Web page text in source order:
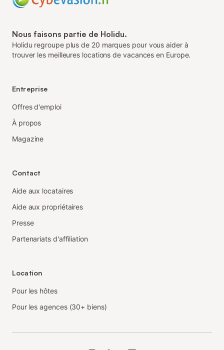
Nous faisons partie de Holidu.
Holidu regroupe plus de 20 marques pour vous aider à
trouver les meilleures locations de vacances en Europe.
Entreprise
Offres d'emploi
À propos
Magazine
Contact
Aide aux locataires
Aide aux propriétaires
Presse
Partenariats d'affiliation
Location
Pour les hôtes
Pour les agences (30+ biens)